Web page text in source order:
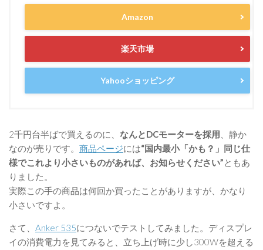
Amazon
楽天市場
Yahooショッピング
2千円台半ばで買えるのに、 なんとDCモーターを採用 、静か
なのが売りです。 商品ページには“国内最小「かも？」同じ仕
様でこれより小さいものがあれば、お知らせください”ともあ
りました。
実際この手の商品は何回か買ったことがありますが、かなり
小さいですよ。
さて、 Anker 535につないでテストしてみました。ディスプレ
イの消費電力を見てみると、立ち上げ時に少し300Wを超える